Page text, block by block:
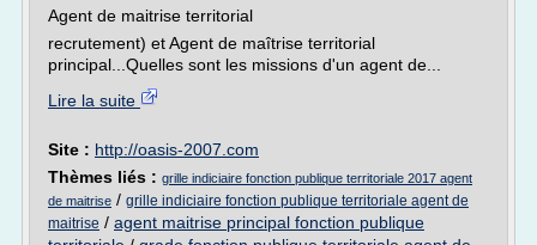
Agent de maitrise territorial
recrutement) et Agent de maîtrise territorial
principal...Quelles sont les missions d'un agent de...
Lire la suite
Site : http://oasis-2007.com
Thèmes liés : grille indiciaire fonction publique territoriale 2017 agent
de maitrise / grille indiciaire fonction publique territoriale agent de
maitrise / agent maitrise principal fonction publique